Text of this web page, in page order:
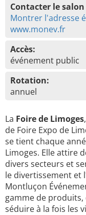
Contacter le salon
Montrer l'adresse
www.monev.fr
Accès:
événement public
Rotation:
annuel
La Foire de Limoges
de Foire Expo de
se tient chaque
Limoges. Elle attire
divers secteurs et
le divertissement et
Montluçon
gamme de produits,
séduire à la fois les